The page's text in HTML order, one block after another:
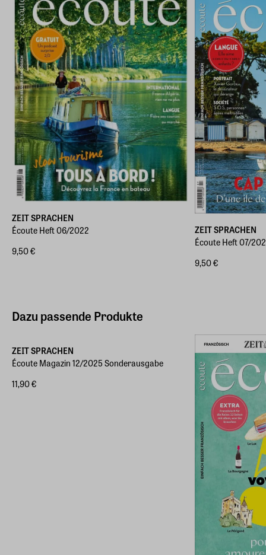
ZEIT SPRACHEN
Écoute Heft 06/2022
9,50 €
ZEIT SPRACHEN
Écoute Heft 07/
9,50 €
Dazu passende Produkte
ZEIT SPRACHEN
Écoute Magazin 12/2025 Sonderausgabe
11,90 €